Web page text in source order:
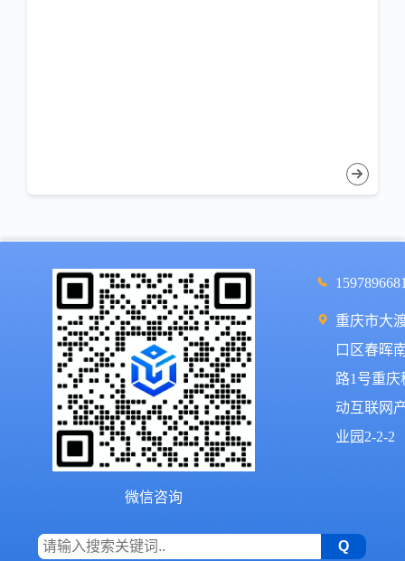
微信咨询
重庆市大
口区春晖
路1号重庆
动互联网
业园2-2-2